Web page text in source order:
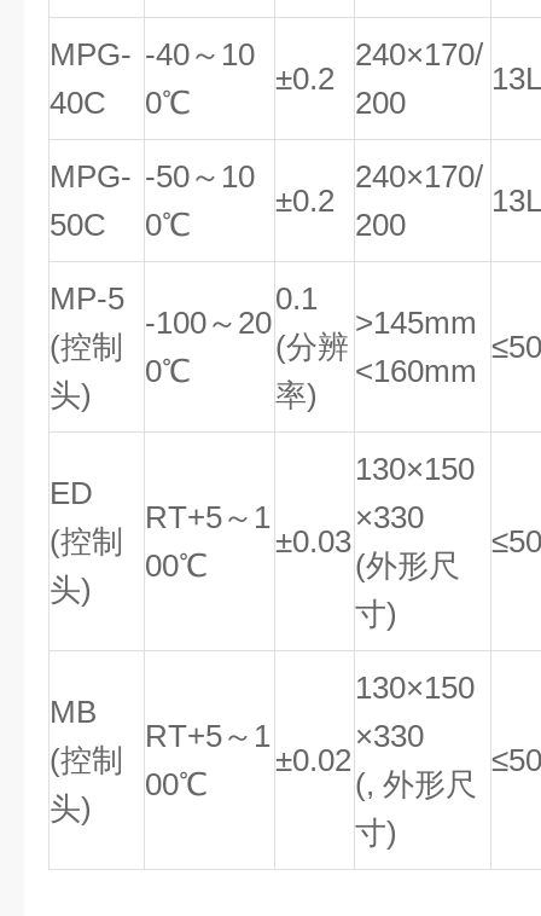
MPG-
40C
-40～10
0℃
±0.2
240×170/
200
13L
MPG-
50C
-50～10
0℃
±0.2
240×170/
200
13L
MP-5
(控制
头)
-100～20
0℃
0.1
(分辨
率)
>145mm
<160mm
ED
(控制
头)
RT+5～1
00℃
±0.03
130×150
×330
(外形尺
寸)
MB
(控制
头)
RT+5～1
00℃
±0.02
130×150
×330
(, 外形尺
寸)